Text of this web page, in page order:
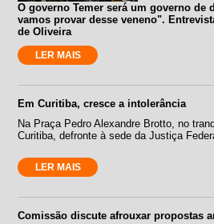
O governo Temer será um governo de
vamos provar desse veneno".
de Oliveira
LER MAIS
Em Curitiba, cresce a intolerância
Na Praça Pedro Alexandre Brotto, no
Curitiba, defronte à sede da Justiça
LER MAIS
Comissão discute afrouxar propostas